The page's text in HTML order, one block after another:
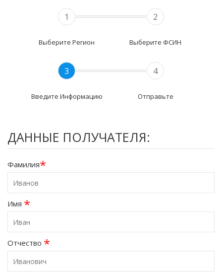
1
Выберите Регион
2
Выберите ФСИН
3
Введите Информацию
4
Отправьте
ДАННЫЕ ПОЛУЧАТЕЛЯ:
Фамилия*
Имя *
Отчество *